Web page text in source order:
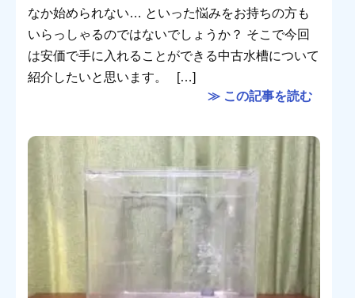
なか始められない… といった悩みをお持ちの方も
いらっしゃるのではないでしょうか？ そこで今回
は安価で手に入れることができる中古水槽について
紹介したいと思います。 […]
≫ この記事を読む